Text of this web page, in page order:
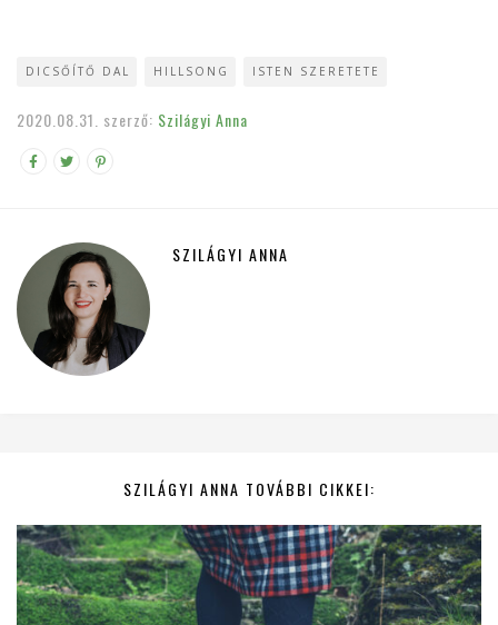
DICSŐÍTŐ DAL HILLSONG ISTEN SZERETETE
2020.08.31. szerző: Szilágyi Anna
SZILÁGYI ANNA
SZILÁGYI ANNA TOVÁBBI CIKKEI: